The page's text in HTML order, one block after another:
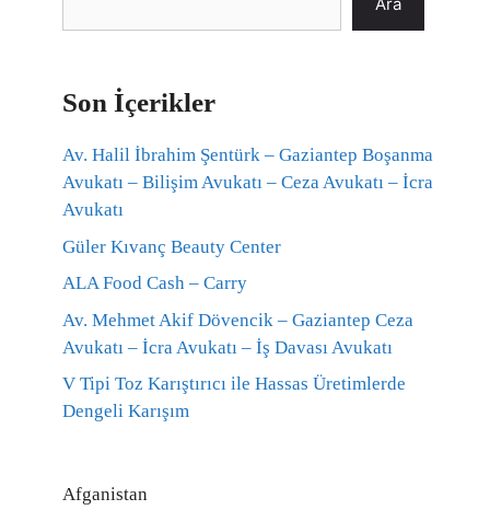
Son İçerikler
Av. Halil İbrahim Şentürk – Gaziantep Boşanma
Avukatı – Bilişim Avukatı – Ceza Avukatı – İcra
Avukatı
Güler Kıvanç Beauty Center
ALA Food Cash – Carry
Av. Mehmet Akif Dövencik – Gaziantep Ceza
Avukatı – İcra Avukatı – İş Davası Avukatı
V Tipi Toz Karıştırıcı ile Hassas Üretimlerde
Dengeli Karışım
Afganistan